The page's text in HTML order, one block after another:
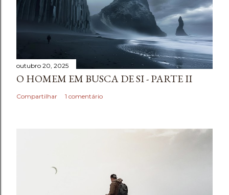
outubro 20, 2025
O HOMEM EM BUSCA DE SI - PARTE II
Compartilhar 1 comentário